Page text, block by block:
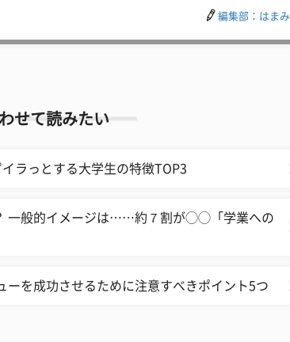
編集部：はまみ
せて読みたい
ラっとする大学生の特徴TOP3
一般的イメージは……約７割が◯◯「学業への
ーを成功させるために注意すべきポイント5つ